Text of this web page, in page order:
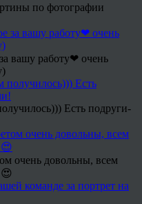
по фотографии
вашу работу❤ очень
Есть подруги-
очень довольны, всем